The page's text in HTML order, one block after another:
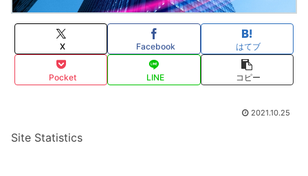
X Facebook はてブ
Pocket LINE コピー
2021.10.25
Site Statistics